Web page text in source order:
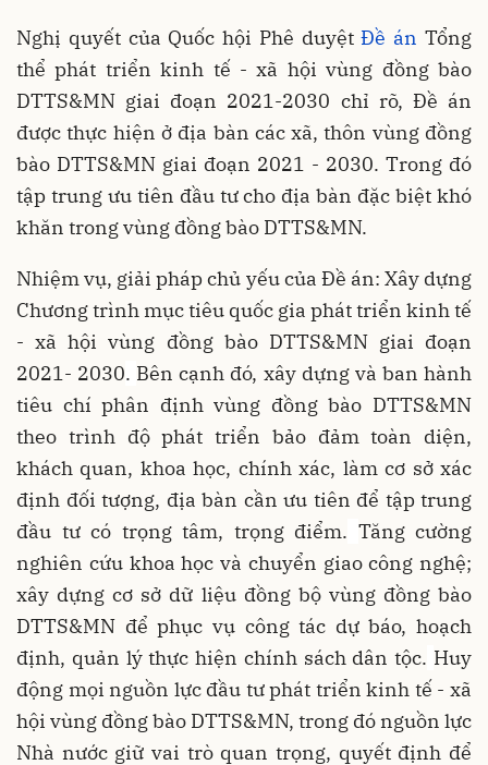
Nghị quyết của Quốc hội Phê duyệtĐề án Tổng
thể phát triển kinh tế - xã hội vùng đồng bào
DTTS&MN giai đoạn 2021-2030 chỉ rõ, Đề án
được thực hiện ở địa bàn các xã, thôn vùng đồng
bào DTTS&MN giai đoạn 2021 - 2030. Trong đó
tập trung ưu tiên đầu tư cho địa bàn đặc biệt khó
khăn trong vùng đồng bào DTTS&MN.
Nhiệm vụ, giải pháp chủ yếu của Đề án: Xây dựng
Chương trình mục tiêu quốc gia phát triển kinh tế
- xã hội vùng đồng bào DTTS&MN giai đoạn
2021- 2030. Bên cạnh đó, xây dựng và ban hành
tiêu chí phân định vùng đồng bào DTTS&MN
theo trình độ phát triển bảo đảm toàn diện,
khách quan, khoa học, chính xác, làm cơ sở xác
định đối tượng, địa bàn cần ưu tiên để tập trung
đầu tư có trọng tâm, trọng điểm. Tăng cường
nghiên cứu khoa học và chuyển giao công nghệ;
xây dựng cơ sở dữ liệu đồng bộ vùng đồng bào
DTTS&MN để phục vụ công tác dự báo, hoạch
định, quản lý thực hiện chính sách dân tộc. Huy
động mọi nguồn lực đầu tư phát triển kinh tế - xã
hội vùng đồng bào DTTS&MN, trong đó nguồn lực
Nhà nước giữ vai trò quan trọng, quyết định để